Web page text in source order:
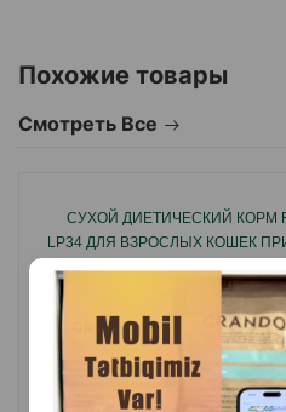
Показания:
Колит.
Чрезмерный рост
кишечнике.
Снижение аппетита,
операции.
Похожие товары
Смотреть Все
СУХОЙ ДИЕТИЧЕСКИЙ КОРМ
LP34 ДЛЯ ВЗРОСЛЫХ КОШЕК
СО ВКУСОМ